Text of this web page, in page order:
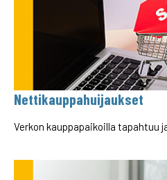
Nettikauppahuijaukset
Verkon kauppapaikoilla tapahtuu